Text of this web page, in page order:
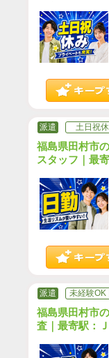
派遣 土日祝
福島県田村市
スタッフ｜最
派遣 未経験OK
福島県田村市
査｜最寄駅：